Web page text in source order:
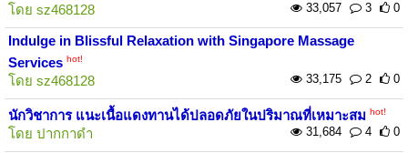
โดย sz468128 33,057 3 0
Indulge in Blissful Relaxation with Singapore Massage
Services hot!
โดย sz468128 33,175 2 0
นักวิชาการ แนะเนื้อแดงทานได้ปลอดภัยในปริมาณที่เหมาะสม hot!
โดย ปากกาดำ 31,684 4 0